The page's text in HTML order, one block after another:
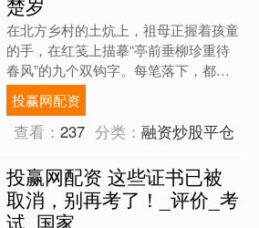
在北方乡村的土炕上，祖母正握着孩童
的手，在红笺上描摹“亭前垂柳珍重待
春风”的九个双钩字。每笔落下，都藏
着对春回大地的殷切期盼。这幅延续千
年的冬日画卷，正是中华文....
投赢网配资
查看：237 分类：融资炒股平仓
投赢网配资 这些证书已被
取消，别再考了！_评价_考
试_国家